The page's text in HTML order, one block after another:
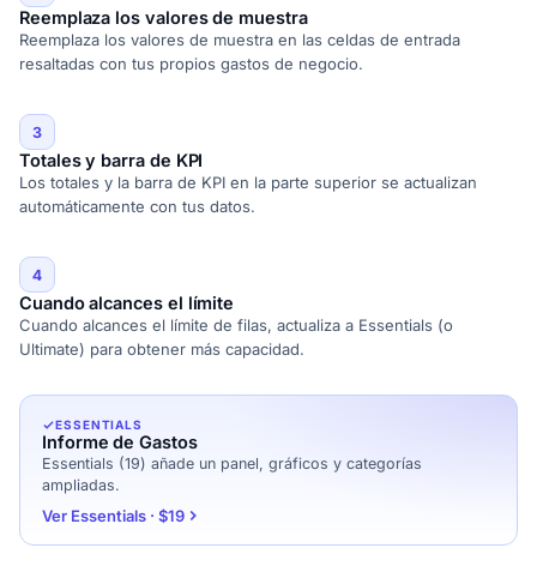
Reemplaza los valores de muestra
Reemplaza los valores de muestra en las celdas de entrada
resaltadas con tus propios gastos de negocio.
3
Totales y barra de KPI
Los totales y la barra de KPI en la parte superior se actualizan
automáticamente con tus datos.
4
Cuando alcances el límite
Cuando alcances el límite de filas, actualiza a Essentials (o
Ultimate) para obtener más capacidad.
ESSENTIALS
Informe de Gastos
Essentials (19) añade un panel, gráficos y categorías
ampliadas.
Ver Essentials · $19